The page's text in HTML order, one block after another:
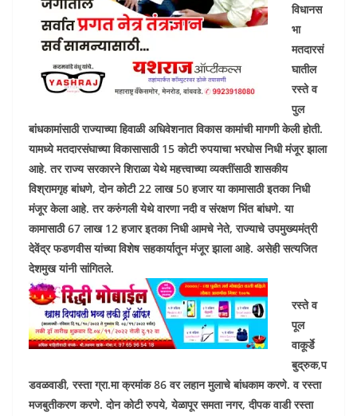
विधानस
भा
मतदारसं
घातील
रस्ते व
पुल
बांधकामांसाठी राज्याच्या हिवाळी अधिवेशनात विकास कामांची मागणी केली होती.
यामध्ये मतदारसंघाच्या विकासासाठी 15 कोटी रुपयाचा भरघोस निधी मंजूर झाला
आहे. तर राज्य सरकारने शिराळा येथे महत्त्वाच्या व्यक्तींसाठी शासकीय
विश्रामगृह बांधणे, दोन कोटी 22 लाख 50 हजार या कामासाठी इतका निधी
मंजूर केला आहे. तर करुंगली येथे वारणा नदी व संरक्षण भिंत बांधणे. या
कामासाठी 67 लाख 12 हजार इतका निधी आमचे नेते, राज्याचे उपमुख्यमंत्री
देवेंद्र फडणवीस यांच्या विशेष सहकार्यातून मंजूर झाला आहे. असेही सत्यजित
देशमुख यांनी सांगितले.
रस्ते व
पूल
वाकूर्डे
बुद्रुक,प
डवळवाडी, रस्ता ग्रा.मा क्रमांक 86 वर लहान मुलाचे बांधकाम करणे. व रस्ता
मजबुतीकरण करणे. दोन कोटी रुपये, येळापूर समता नगर, दीपक वाडी रस्ता